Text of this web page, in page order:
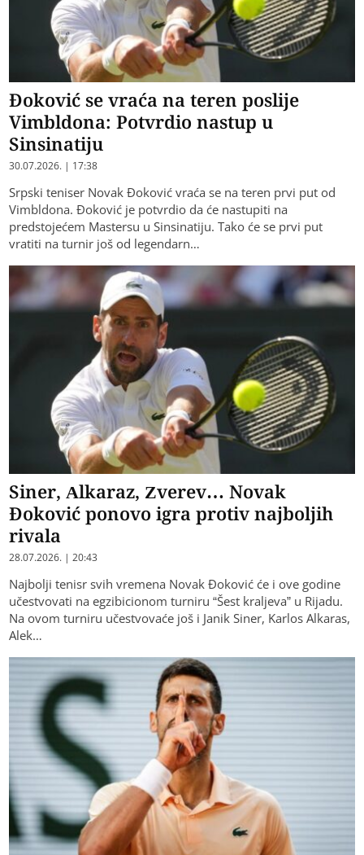
Đoković se vraća na teren poslije
Vimbldona: Potvrdio nastup u
Sinsinatiju
30.07.2026. | 17:38
Srpski teniser Novak Đoković vraća se na teren prvi put od
Vimbldona. Đoković je potvrdio da će nastupiti na
predstojećem Mastersu u Sinsinatiju. Tako će se prvi put
vratiti na turnir još od legendarn…
Siner, Alkaraz, Zverev… Novak
Đoković ponovo igra protiv najboljih
rivala
28.07.2026. | 20:43
Najbolji tenisr svih vremena Novak Đoković će i ove godine
učestvovati na egzibicionom turniru “Šest kraljeva” u Rijadu.
Na ovom turniru učestvovaće još i Janik Siner, Karlos Alkaras,
Alek…